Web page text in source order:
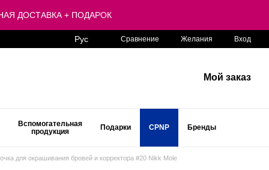
ДОСТАВКА + ПОДАРОК
Рус Сравнение Желания Вход
Мой заказ
Вспомогательная
продукция
Подарки CPNP Бренды
для окрашивания бровей и корректора #20 Nikk Mole